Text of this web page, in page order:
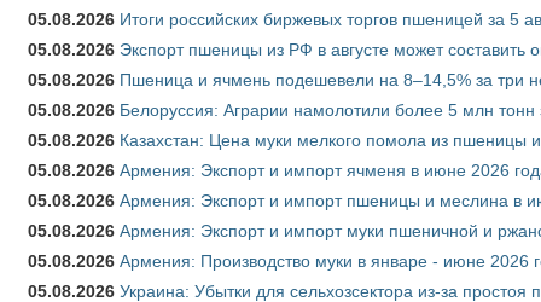
05.08.2026 Итоги российских биржевых торгов пшеницей за 5
05.08.2026 Экспорт пшеницы из РФ в августе может составить
05.08.2026 Пшеница и ячмень подешевели на 8–14,5% за три
05.08.2026 Белоруссия: Аграрии намолотили более 5 млн тонн
05.08.2026 Казахстан: Цена муки мелкого помола из пшеницы
05.08.2026 Армения: Экспорт и импорт ячменя в июне 2026
05.08.2026 Армения: Экспорт и импорт пшеницы и меслина в
05.08.2026 Армения: Экспорт и импорт муки пшеничной и
05.08.2026 Армения: Производство муки в январе - июне 2026
05.08.2026 Украина: Убытки для сельхозсектора из-за простоя